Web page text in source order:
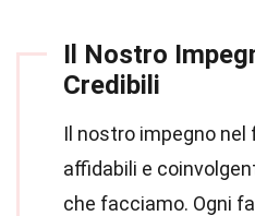
Il Nostro
Credibili
Il nostro impegno
affidabili e
che facciamo. Ogni